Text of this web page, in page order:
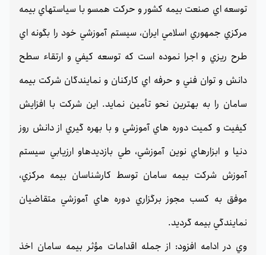
توسعه اي صنعت بيمه كشور و حركت همسو با سياستهاي بيمه
مركزي جمهوري اسلامي ايران، سيستم آموزشي خود را بگونه اي
طرح ريزي و اجرا نموده است كه توسعه كيفي و ارتقاء سطح
دانش و توان فني و حرفه اي كاركنان و نمايندگان شركت بيمه
سامان را به بهترين نحو تأمين نمايد. اين شركت با افزايش
كيفيت و كميت دوره هاي آموزشي و با بهره گيري از دانش روز
دنيا و ابزارهاي نوين آموزشي، طي بازديدهاو ارزيابي سيستم
آموزش شركت بيمه سامان توسط كارشناسان بيمه مركزي،
موفق به كسب مجوز برگزاري دوره هاي آموزشي متقاضيان
نمايندگي بيمه گرديد.
وي در ادامه افزود: از جمله اقدامات مؤثر بيمه سامان اخذ